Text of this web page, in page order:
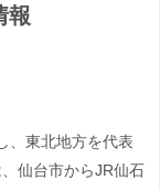
報
、東北地方を代表
仙台市からJR仙石